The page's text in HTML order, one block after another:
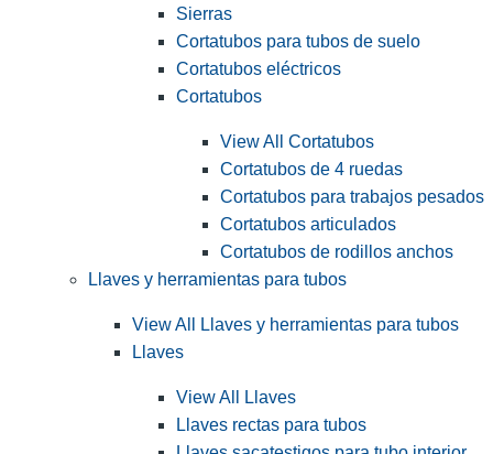
Sierras
Cortatubos para tubos de suelo
Cortatubos eléctricos
Cortatubos
View All Cortatubos
Cortatubos de 4 ruedas
Cortatubos para trabajos pesados
Cortatubos articulados
Cortatubos de rodillos anchos
Llaves y herramientas para tubos
View All Llaves y herramientas para tubos
Llaves
View All Llaves
Llaves rectas para tubos